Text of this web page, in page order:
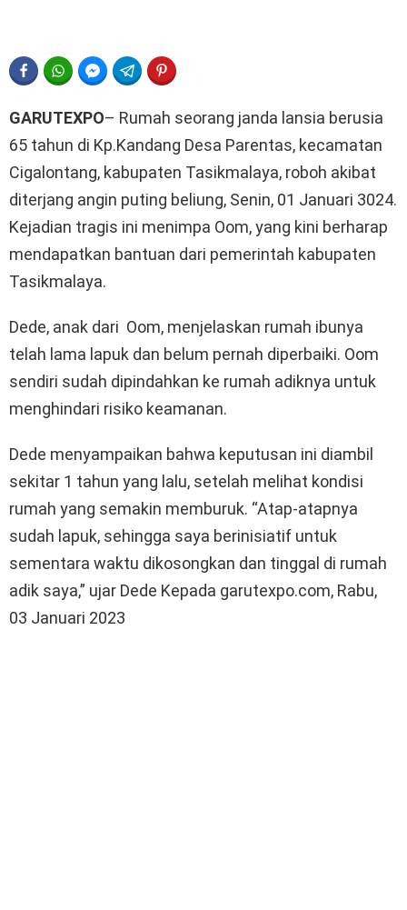
FACEBOOKWHATSAPPFACEBOOK MESSENGER
TELEGRAM
GARUTEXPO– Rumah seorang janda lansia berusia
65 tahun di Kp.Kandang Desa Parentas, kecamatan
Cigalontang, kabupaten Tasikmalaya, roboh akibat
diterjang angin puting beliung, Senin, 01 Januari 3024.
Kejadian tragis ini menimpa Oom, yang kini berharap
mendapatkan bantuan dari pemerintah kabupaten
Tasikmalaya.
Dede, anak dari Oom, menjelaskan rumah ibunya
telah lama lapuk dan belum pernah diperbaiki. Oom
sendiri sudah dipindahkan ke rumah adiknya untuk
menghindari risiko keamanan.
Dede menyampaikan bahwa keputusan ini diambil
sekitar 1 tahun yang lalu, setelah melihat kondisi
rumah yang semakin memburuk. “Atap-atapnya
sudah lapuk, sehingga saya berinisiatif untuk
sementara waktu dikosongkan dan tinggal di rumah
adik saya,” ujar Dede Kepada garutexpo.com, Rabu,
03 Januari 2023